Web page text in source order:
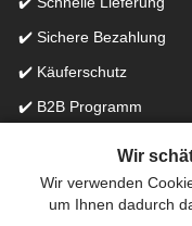
✔️ Sichere Bezahlung
✔️ Käuferschutz
✔️ B2B Programm
Onlinefachhandel in
Wir
Wir verwenden
um Ihnen dadurch